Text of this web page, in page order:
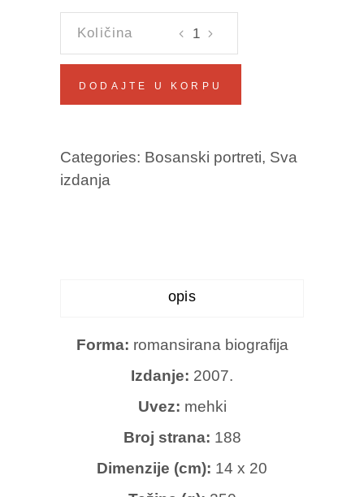
Zlatko
Topčić
DODAJTE U KORPU
Categories: Bosanski portreti, Sva
izdanja
opis
Forma: romansirana biografija
Izdanje: 2007.
Uvez: mehki
Broj strana: 188
Dimenzije (cm): 14 x 20